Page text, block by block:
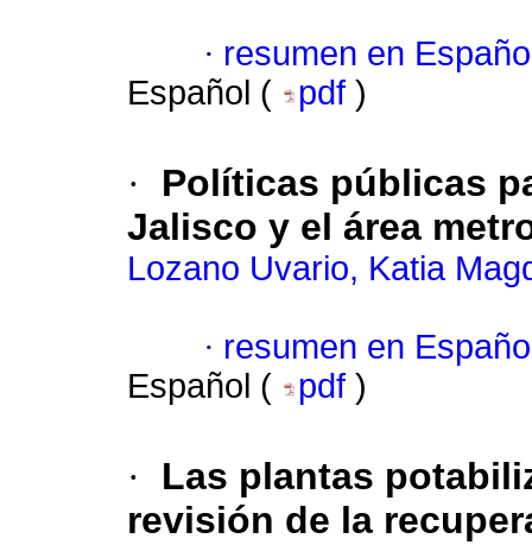
· resumen en
Español (
pdf )
·
Políticas públicas
Jalisco y el área
Lozano Uvario, Katia
· resumen en
Español (
pdf )
·
Las plantas
revisión de la